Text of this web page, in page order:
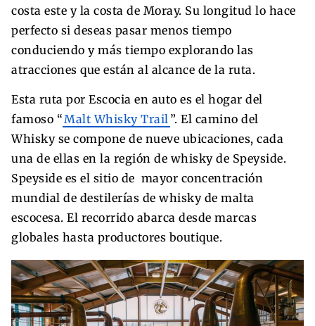
costa este y la costa de Moray. Su longitud lo hace
perfecto si deseas pasar menos tiempo
conduciendo y más tiempo explorando las
atracciones que están al alcance de la ruta.
Esta ruta por Escocia en auto es el hogar del
famoso “ Malt Whisky Trail ”. El camino del
Whisky se compone de nueve ubicaciones, cada
una de ellas en la región de whisky de Speyside.
Speyside es el sitio de mayor concentración
mundial de destilerías de whisky de malta
escocesa. El recorrido abarca desde marcas
globales hasta productores boutique.